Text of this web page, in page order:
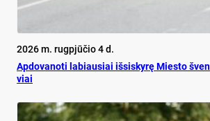
2026 m. rugpjūčio 4 d.
Ap­do­va­no­ti la­biau­siai iš­si­sky­rę Mies­to
viai